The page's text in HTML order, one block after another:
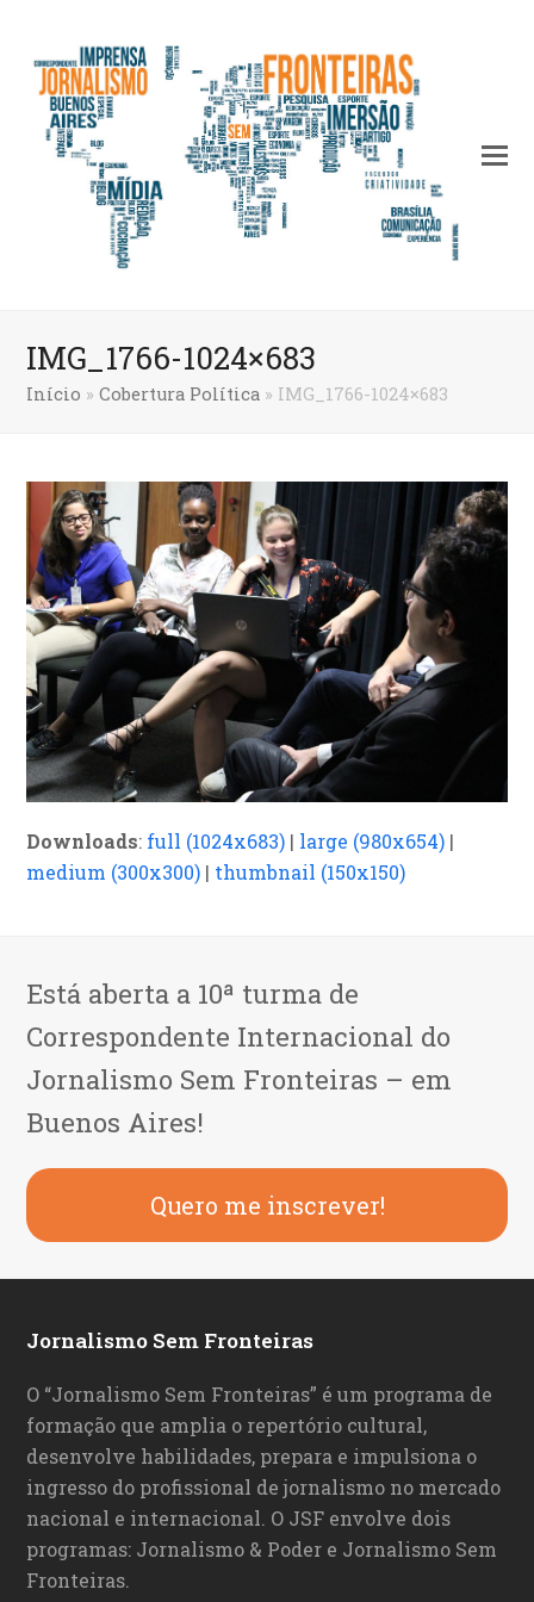
IMG_1766-1024×683
Início »Cobertura Política » IMG_1766-1024×683
Downloads: full (1024x683) | large (980x654) |
medium (300x300) | thumbnail (150x150)
Está aberta a 10ª turma de
Correspondente Internacional do
Jornalismo Sem Fronteiras – em
Buenos Aires!
Quero me inscrever!
Jornalismo Sem Fronteiras
O “Jornalismo Sem Fronteiras” é um programa de
formação que amplia o repertório cultural,
desenvolve habilidades, prepara e impulsiona o
ingresso do profissional de jornalismo no mercado
nacional e internacional. O JSF envolve dois
programas: Jornalismo & Poder e Jornalismo Sem
Fronteiras.